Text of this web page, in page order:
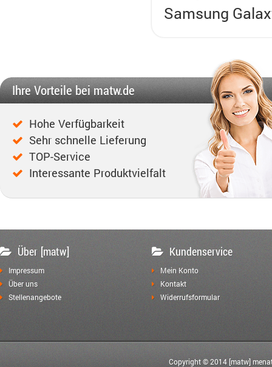
Samsung
Ihre Vorteile bei matw.de
Hohe Verfügbarkeit
Sehr schnelle Lieferung
TOP-Service
Interessante Produktvielfalt
Über [matw]
Impressum
Über uns
Stellenangebote
Kundenservice
Mein Konto
Kontakt
Widerrufsformular
Copyright © 2014 [matw]